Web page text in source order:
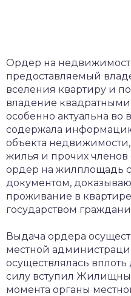
Ордер на
предоставляемый
вселения квартиру и
владение
особенно актуальна во
содержала
объекта
жилья и прочих членов
ордер на жилплощадь
документом,
проживание в
государством
Выдача ордера
местной
осуществлялась
силу вступил
момента органы